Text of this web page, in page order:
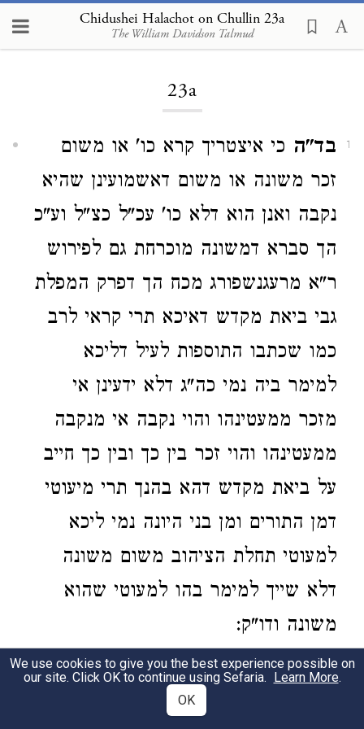
Chidushei Halachot on Chullin 23a
The William Davidson Talmud
Loading...
23a
1 בד"ה כי איצטריך קרא כו' או משום
זכר משונה או משום דאשמועינן שהיא
נקבה ואנן הוא דלא כו' עכ"ל כצ"ל וע"כ
הך סברא דמשונה מוכרחת גם לפירוש
ר"א מרעגנשפורג מכח הך דפרק המפלת
גבי ביאת מקדש דאיכא תרי קראי לרב
כמו שכתבו התוספות לעיל דליכא
למימר ביה נמי כה"ג דלא ידעינן אי
מזכר ממעטינהו והוי נקבה אי מנקבה
ממעטינהו והוי זכר בין כך ובין כך חייב
על ביאת מקדש דהא בהנך תרי מיעוטי
דמן התורים ומן בני היונה נמי ליכא
למעוטי תחלת הציהוב משום משונה
דלא שייך למימר בהו למעוטי שהוא
משונה ודו"ק:
בד"הכי משחתם כו' ורבי שמעון נפקא
מינה גם לפרה עכ"ל כצ"ל וכ"ה
We use cookies to give you the best experience possible on
our site. Click OK to continue using Sefaria. Learn More.
OK